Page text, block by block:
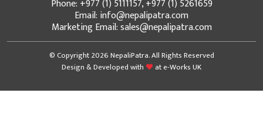
Phone: +977 (1) 5111157, +977 (1) 5261659
Email: info@nepalipatra.com
Marketing Email: sales@nepalipatra.com
© Copyright 2026 NepaliPatra. All Rights Reserved
Design & Developed with
ate-Works UK